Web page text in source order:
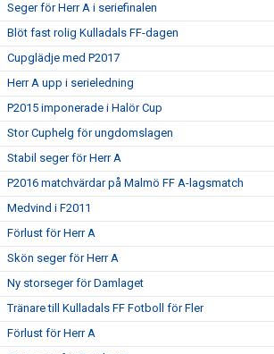
Seger för Herr A i seriefinalen
Blöt fast rolig Kulladals FF-dagen
Cupglädje med P2017
Herr A upp i serieledning
P2015 imponerade i Halör Cup
Stor Cuphelg för ungdomslagen
Stabil seger för Herr A
P2016 matchvärdar på Malmö FF A-lagsmatch
Medvind i F2011
Förlust för Herr A
Skön seger för Herr A
Ny storseger för Damlaget
Tränare till Kulladals FF Fotboll för Fler
Förlust för Herr A